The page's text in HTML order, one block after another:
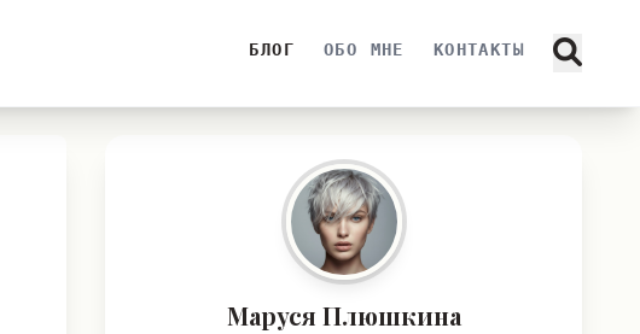
БЛОГ ОБО МНЕ КОНТАКТЫ
Маруся Плюшкина